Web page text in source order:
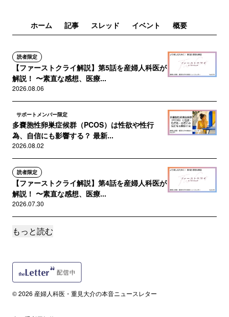
ホーム 記事 スレッド イベント 概要
読者限定
【ファーストクライ解説】第5話を産婦人科医が
解説！ 〜素直な感想、医療...
2026.08.06
サポートメンバー限定
多嚢胞性卵巣症候群（PCOS）は性欲や性行
為、自信にも影響する？ 最新...
2026.08.02
読者限定
【ファーストクライ解説】第4話を産婦人科医が
解説！ 〜素直な感想、医療...
2026.07.30
サポートメンバー限定
2026.07.26
【ファーストクライ解説】第3話を産婦人科医が
もっと読む
© 2026 産婦人科医・重見大介の本音ニュースレター